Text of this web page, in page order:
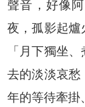
聲音，好像
夜，孤影起爐
「月下獨坐
去的淡淡哀愁
年的等待牽掛